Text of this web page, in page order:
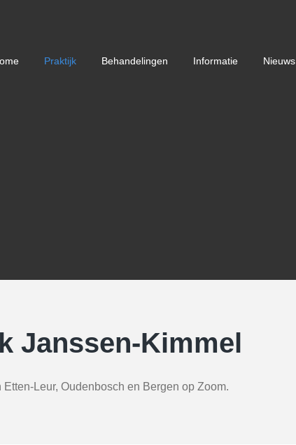
Praktijk Behandelingen Informatie Nieuws
Janssen-Kimmel
Leur, Oudenbosch en Bergen op Zoom.